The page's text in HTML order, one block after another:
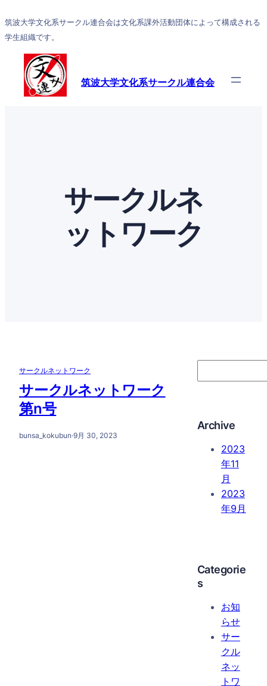
筑波大学文化系サークル連合会は文化系課外活動団体によって構成される
学生組織です。
筑波大学文化系サークル連合会
サークルネ
ットワーク
サークルネットワーク
サークルネットワーク
第n号
bunsa_kokubun·9月 30, 2023
e
c
Archive
2023
年11
月
2023
年9月
Categorie
s
お知
らせ
サー
クル
ネッ
トワ